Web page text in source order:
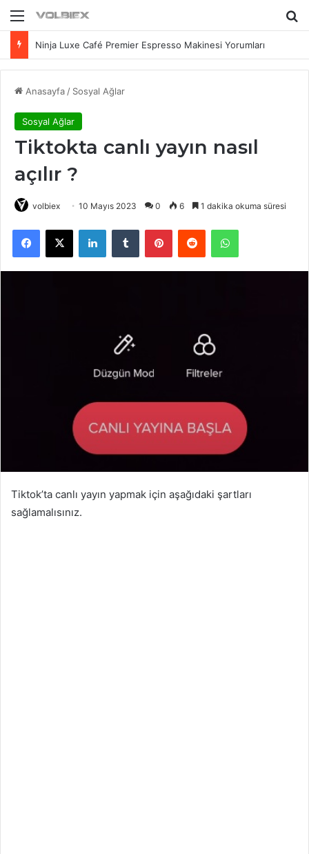
Menü
Ninja Luxe Café Premier Espresso Makinesi Yorumları
Anasayfa / Sosyal Ağlar
Sosyal Ağlar
Tiktokta canlı yayın nasıl
açılır ?
volbiex 10 Mayıs 2023 0 6 1 dakika okuma süresi
Facebook
X LinkedInTumblr PinterestReddit WhatsApp
Tiktok’ta canlı yayın yapmak için aşağıdaki şartları
sağlamalısınız.